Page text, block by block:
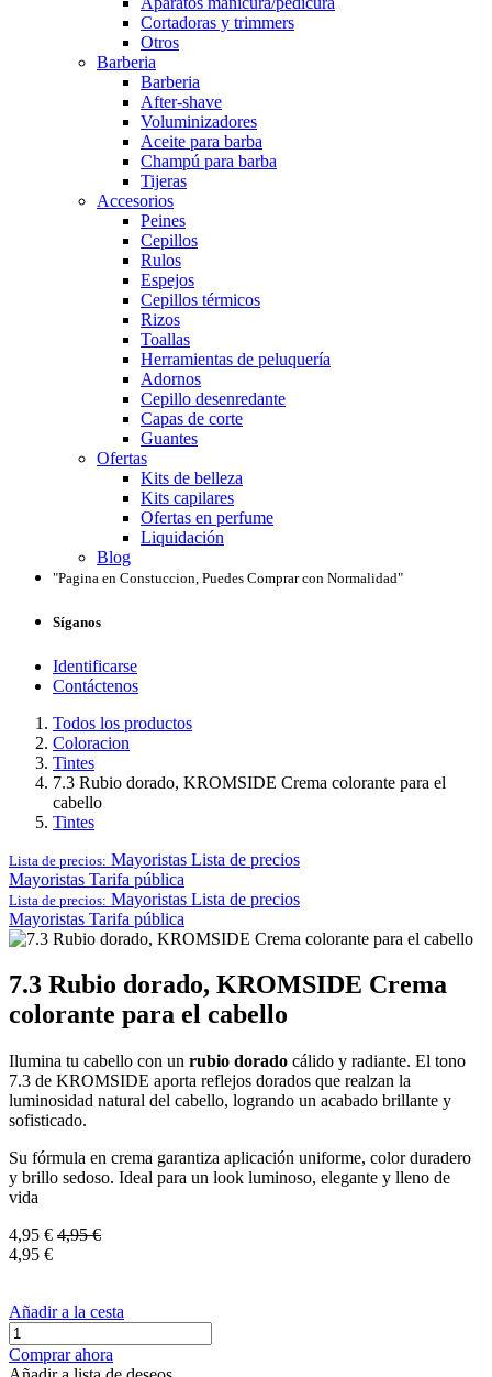
Cortadoras y trimmers
Otros
Barberia
Barberia
After-shave
Voluminizadores
Aceite para barba
Champú para barba
Tijeras
Accesorios
Peines
Cepillos
Rulos
Espejos
Cepillos térmicos
Rizos
Toallas
Herramientas de peluquería
Adornos
Cepillo desenredante
Capas de corte
Guantes
Ofertas
Kits de belleza
Kits capilares
Ofertas en perfume
Liquidación
Blog
"Pagina en Constuccion, Puedes Comprar con Normalidad"
Síganos
Identificarse
Contáctenos
Todos los productos
Coloracion
Tintes
7.3 Rubio dorado, KROMSIDE Crema colorante para el
cabello
Tintes
Lista de precios: Mayoristas Lista de precios
Mayoristas Tarifa pública
Lista de precios: Mayoristas Lista de precios
Mayoristas Tarifa pública
7.3 Rubio dorado, KROMSIDE Crema
colorante para el cabello
Ilumina tu cabello con un rubio dorado cálido y radiante. El tono
7.3 de KROMSIDE aporta reflejos dorados que realzan la
luminosidad natural del cabello, logrando un acabado brillante y
sofisticado.
Su fórmula en crema garantiza aplicación uniforme, color duradero
y brillo sedoso. Ideal para un look luminoso, elegante y lleno de
vida
4,95 € 4,95€
4,95 €
Añadir a la cesta
Comprar ahora